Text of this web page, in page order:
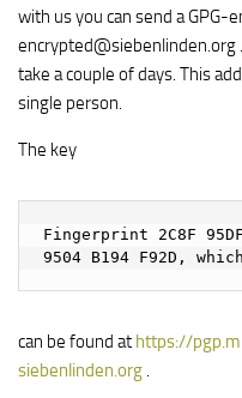
with us you can send a GPG-
encrypted@siebenlinden.org
take a couple of days. This
single person.
The key
Fingerprint 2C8F 95DF
9504 B194 F92D,
can be found at https://
siebenlinden.org .